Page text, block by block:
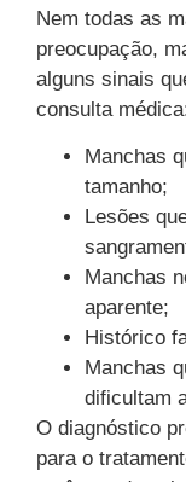
Nem todas as
preocupação,
alguns sinais
consulta
Manchas
tamanho;
Lesões
Manchas
aparente;
Histórico
Manchas
dificultam
O diagnóstico
para o